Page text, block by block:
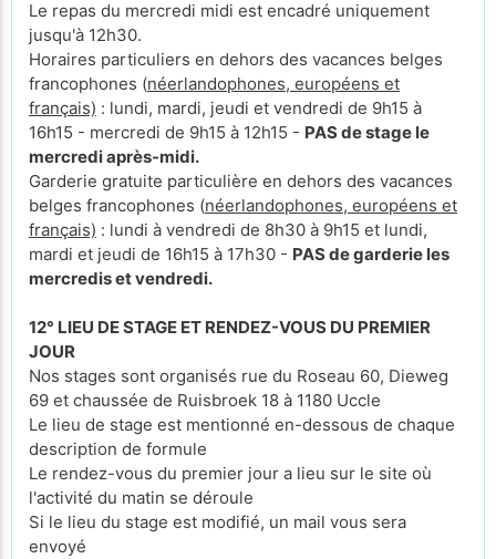
Le repas du mercredi midi est encadré uniquement
jusqu'à 12h30.
Horaires particuliers en dehors des vacances belges
francophones (néerlandophones, européens et
français) : lundi, mardi, jeudi et vendredi de 9h15 à
16h15 - mercredi de 9h15 à 12h15 - PAS de stage le
mercredi après-midi.
Garderie gratuite particulière en dehors des vacances
belges francophones (néerlandophones, européens et
français) : lundi à vendredi de 8h30 à 9h15 et lundi,
mardi et jeudi de 16h15 à 17h30 - PAS de garderie les
mercredis et vendredi.
12° LIEU DE STAGE ET RENDEZ-VOUS DU PREMIER
JOUR
Nos stages sont organisés rue du Roseau 60, Dieweg
69 et chaussée de Ruisbroek 18 à 1180 Uccle
Le lieu de stage est mentionné en-dessous de chaque
description de formule
Le rendez-vous du premier jour a lieu sur le site où
l'activité du matin se déroule
Si le lieu du stage est modifié, un mail vous sera
envoyé